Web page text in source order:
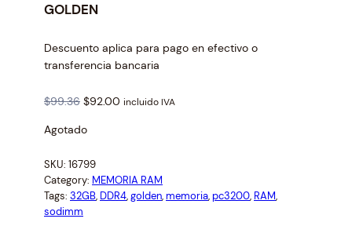
GOLDEN
Descuento aplica para pago en efectivo o
transferencia bancaria
$99.36 O
i
i
n
a
l
$92.00 C
n
t
incluido IVA
Agotado
SKU: 16799
Category: MEMORIA RAM
Tags: 32GB, DDR4, golden, memoria, pc3200, RAM
sodimm